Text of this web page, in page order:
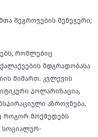
შეგროვების მენეჯერი;
რომლებიც
მდგრადობასა
მიმართ. კვლევის
პოლარიზაცია,
აზროვნება.
როგორ მოქმედებს
სოციალურ-